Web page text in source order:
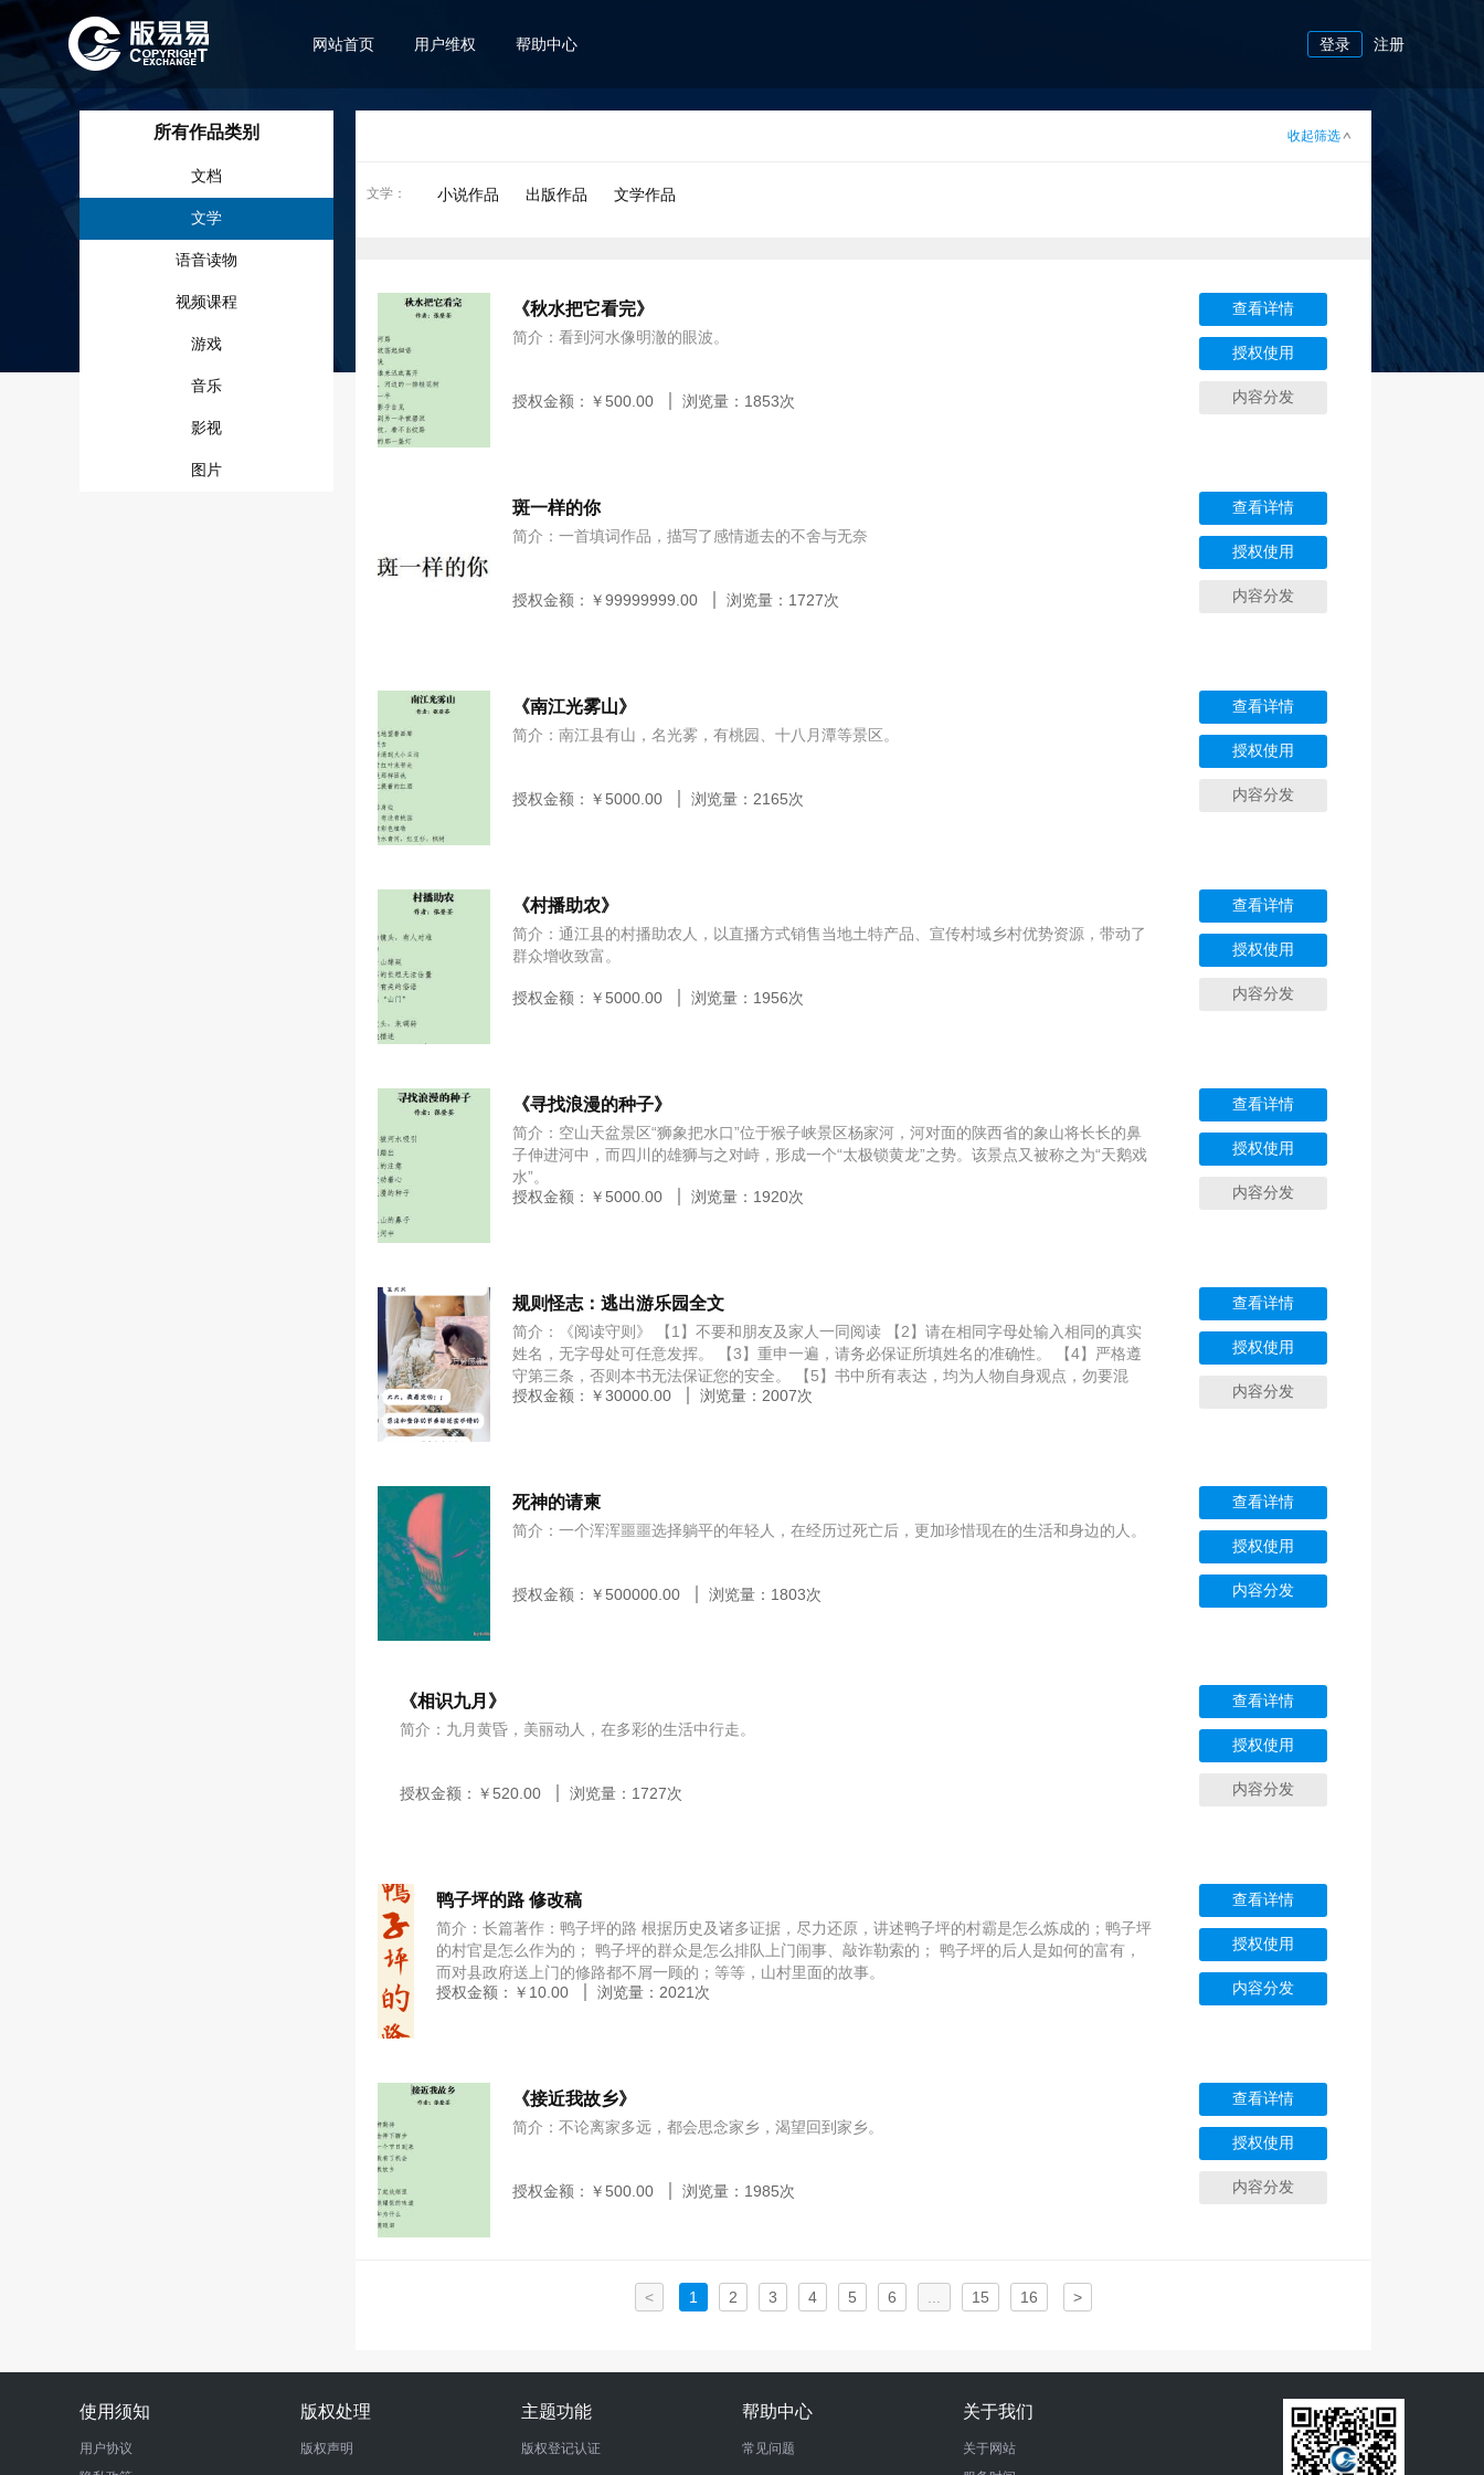
网站首页 用户维权 帮助中心 登录 注册
所有作品类别
文档
文学
语音读物
视频课程
游戏
音乐
影视
图片
收起筛选
文学 ： 小说作品 出版作品 文学作品
《秋水把它看完》
简介：看到河水像明澈的眼波。
授权金额：￥ 500.00 浏览量： 1853次
查看详情
授权使用
内容分发
斑一样的你
简介：一首填词作品，描写了感情逝去的不舍与无奈
授权金额：￥99999999.00 浏览量： 1727次
查看详情
授权使用
内容分发
《南江光雾山》
简介：南江县有山，名光雾，有桃园、十八月潭等景区。
授权金额：￥ 5000.00 浏览量： 2165次
查看详情
授权使用
内容分发
《村播助农》
简介：通江县的村播助农人，以直播方式销售当地土特产品、宣传村域乡村优势资源，带动了
群众增收致富。
授权金额：￥ 5000.00 浏览量： 1956次
查看详情
授权使用
内容分发
《寻找浪漫的种子》
简介：空山天盆景区“狮象把水口”位于猴子峡景区杨家河，河对面的陕西省的象山将长长的鼻
子伸进河中，而四川的雄狮与之对峙，形成一个“太极锁黄龙”之势。该景点又被称之为“天鹅戏
水”。
授权金额：￥ 5000.00 浏览量： 1920次
查看详情
授权使用
内容分发
规则怪志：逃出游乐园全文
简介：《阅读守则》 【1】不要和朋友及家人一同阅读 【2】请在相同字母处输入相同的真实
姓名，无字母处可任意发挥。 【3】重申一遍，请务必保证所填姓名的准确性。 【4】严格遵
守第三条，否则本书无法保证您的安全。 【5】书中所有表达，均为人物自身观点，勿要混
淆。 【6】无论性别，记住您现在的身份，是一个叫走疯的女生，不要暴露您的真实姓名。
授权金额：￥30000.00 浏览量： 2007次
查看详情
授权使用
内容分发
死神的请柬
简介：一个浑浑噩噩选择躺平的年轻人，在经历过死亡后，更加珍惜现在的生活和身边的人。
授权金额：￥ 500000.00 浏览量： 1803次
查看详情
授权使用
内容分发
简介：九月黄昏，美丽动人，在多彩的生活中行走。
授权金额：￥520.00
查看详情
授权使用
内容分发
鸭子坪的路 修改稿
简介：长篇著作：鸭子坪的路 根据历史及诸多证据，尽力还原，讲述鸭子坪的村霸是怎么炼成的；鸭子坪
的村官是怎么作为的； 鸭子坪的群众是怎么排队上门闹事、敲诈勒索的； 鸭子坪的后人是如何的富有，
而对县政府送上门的修路都不屑一顾的；等等，山村里面的故事。
授权金额：￥ 10.00 浏览量： 2021 次
查看详情
授权使用
内容分发
《接近我故乡》
简介：不论离家多远，都会思念家乡，渴望回到家乡。
授权金额：￥ 500.00 浏览量： 1985次
查看详情
授权使用
内容分发
< 1 2 3 4 5 6 15 16 >
使用须知
用户协议
版权处理
版权声明
主题功能
版权登记认证
帮助中心
常见问题
关于我们
关于网站